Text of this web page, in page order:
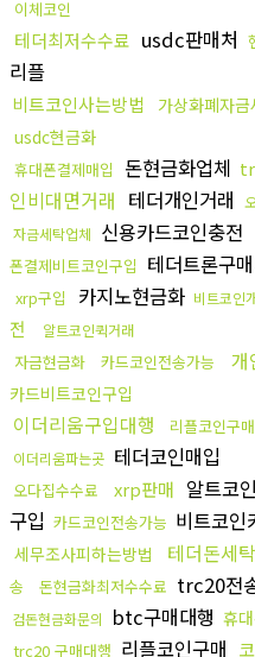
이체코인
테더최저수수료 usdc판매처
리플
비트코인사는방법 가상화폐자금
usdc현금화
휴대폰결제매입 돈현금화업체
인비대면거래 테더개인거래
자금세탁업체 신용카드코인충전
폰결제비트코인구입 테더트론구
xrp구입 카지노현금화 비트코인
전
알트코인퀵거래
자금현금화 카드코인전송가능 개
카드비트코인구입
이더리움구입대행 리플코인구매
이더리움파는곳 테더코인매입
오다집수수료 xrp판매 알트코
구입 카드코인전송가능 비트코인
세무조사피하는방법 테더돈세탁
송
돈현금화최저수수료 trc20전
검돈현금화문의 btc구매대행 휴
trc20 구매대행 리플코인구매